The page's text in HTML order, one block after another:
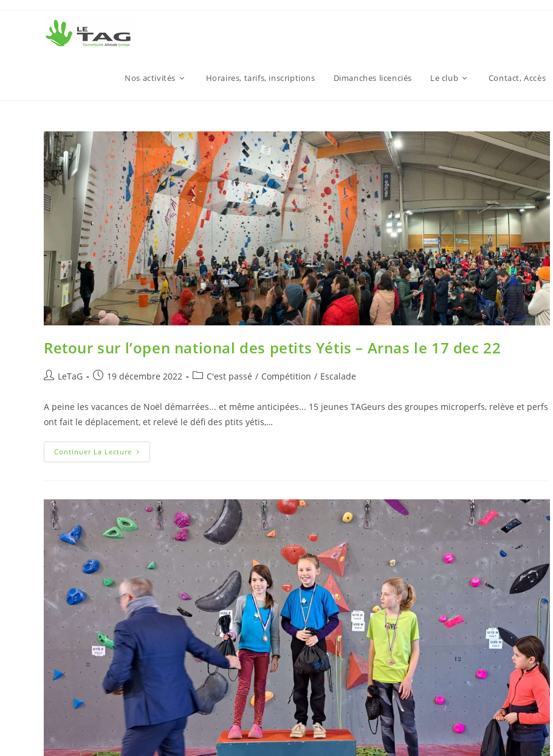
Nos activités Horaires, tarifs, inscriptions Dimanches licenciés Le club Contact, Accès
Retour sur l’open national des petits Yétis – Arnas le 17 dec 22
LeTaG 19 décembre 2022 C'est passé / Compétition / Escalade
A peine les vacances de Noël démarrées... et même anticipées... 15 jeunes TAGeurs des groupes microperfs, relève et perfs
ont fait le déplacement, et relevé le défi des ptits yétis,…
Continuer La Lecture